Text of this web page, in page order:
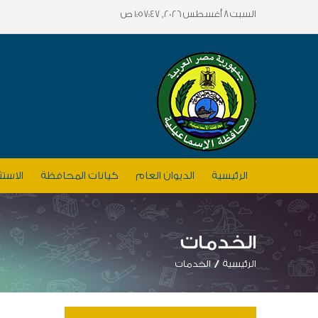
السبت 8 أغسطس 2026, 1:57:47 ص
الرئيسية الديوان العام كيانات المحافظة
الخدمات
الرئيسية الخدمات